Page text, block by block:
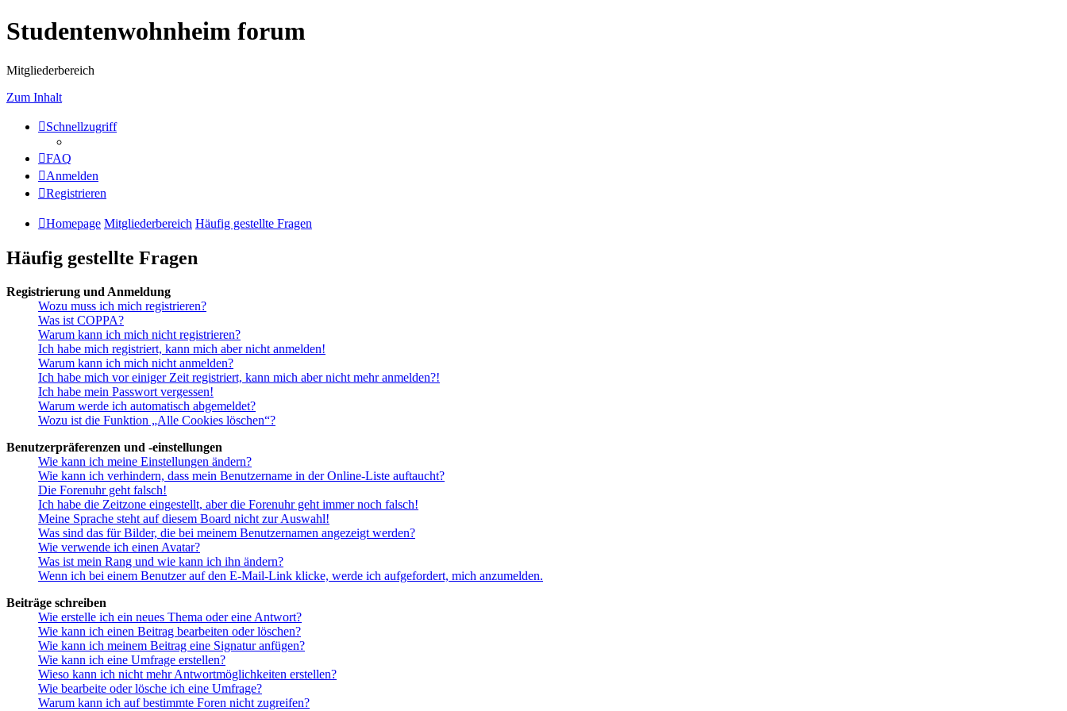
Studentenwohnheim forum
Mitgliederbereich
Zum Inhalt
Schnellzugriff
FAQ
Anmelden
Registrieren
Homepage Mitgliederbereich Häufig gestellte Fragen
Häufig gestellte Fragen
Registrierung und Anmeldung
Wozu muss ich mich registrieren?
Was ist COPPA?
Warum kann ich mich nicht registrieren?
Ich habe mich registriert, kann mich aber nicht anmelden!
Warum kann ich mich nicht anmelden?
Ich habe mich vor einiger Zeit registriert, kann mich aber nicht mehr anmelden?!
Ich habe mein Passwort vergessen!
Warum werde ich automatisch abgemeldet?
Wozu ist die Funktion „Alle Cookies löschen“?
Benutzerpräferenzen und -einstellungen
Wie kann ich meine Einstellungen ändern?
Wie kann ich verhindern, dass mein Benutzername in der Online-Liste auftaucht?
Die Forenuhr geht falsch!
Ich habe die Zeitzone eingestellt, aber die Forenuhr geht immer noch falsch!
Meine Sprache steht auf diesem Board nicht zur Auswahl!
Was sind das für Bilder, die bei meinem Benutzernamen angezeigt werden?
Wie verwende ich einen Avatar?
Was ist mein Rang und wie kann ich ihn ändern?
Wenn ich bei einem Benutzer auf den E-Mail-Link klicke, werde ich aufgefordert, mich anzumelden.
Beiträge schreiben
Wie erstelle ich ein neues Thema oder eine Antwort?
Wie kann ich einen Beitrag bearbeiten oder löschen?
Wie kann ich meinem Beitrag eine Signatur anfügen?
Wie kann ich eine Umfrage erstellen?
Wieso kann ich nicht mehr Antwortmöglichkeiten erstellen?
Wie bearbeite oder lösche ich eine Umfrage?
Warum kann ich auf bestimmte Foren nicht zugreifen?